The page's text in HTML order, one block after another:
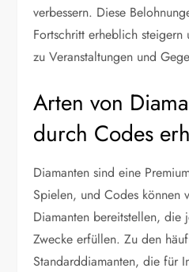
verbessern. Diese
Fortschritt erheblich steigern
zu Veranstaltungen und
Arten von
durch Codes
Diamanten sind eine
Spielen, und Codes können
Diamanten bereitstellen, die
Zwecke erfüllen. Zu den
Standarddiamanten, die für